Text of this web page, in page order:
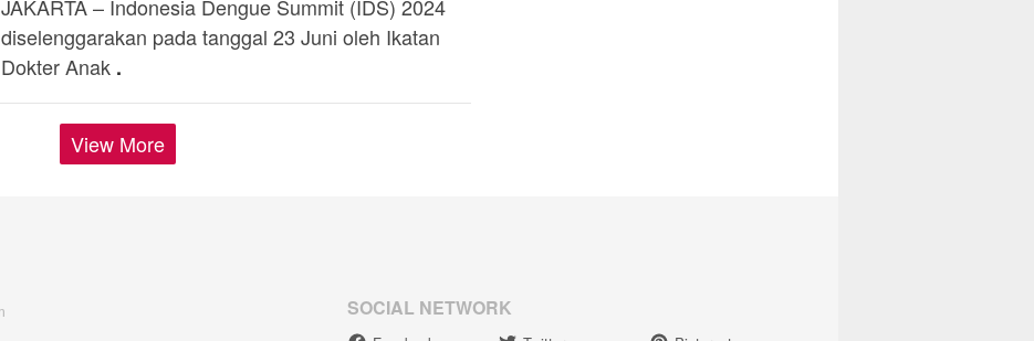
JAKARTA – Indonesia Dengue Summit (IDS) 2024
diselenggarakan pada tanggal 23 Juni oleh Ikatan
Dokter Anak .
View More
SOCIAL NETWORK